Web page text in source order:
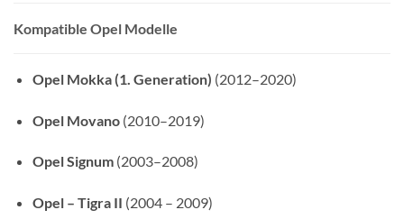
Kompatible Opel Modelle
Opel Mokka (1. Generation) (2012–2020)
Opel Movano(2010–2019)
Opel Signum(2003–2008)
Opel – Tigra II (2004 – 2009)